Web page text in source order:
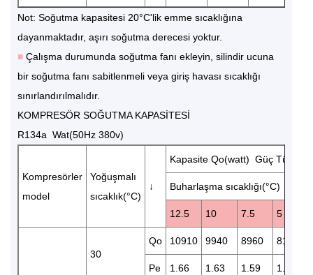
Not: Soğutma kapasitesi 20°C'lik emme sıcaklığına
dayanmaktadır, aşırı soğutma derecesi yoktur.
■ Çalışma durumunda soğutma fanı ekleyin, silindir ucuna
bir soğutma fanı sabitlenmeli veya giriş havası sıcaklığı
sınırlandırılmalıdır.
KOMPRESÖR SOĞUTMA KAPASİTESİ
R134a Wat(50Hz 380v)
Kompresörler
model
Yoğuşmalı
sıcaklık(°C)
↓
Kapasite Qo(watt) Güç
Buharlaşma sıcaklığı(°C)
12.5 10 7.5 5
30
Qo 10910 9940 8960 8190
Pe 1.66 1.63 1.59 1.55